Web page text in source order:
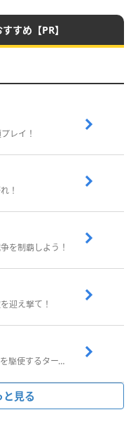
すめ【PR】
レイ！
！
を制覇しよう！
迎え撃て！
武器の『アビリティ』と『戦神』を駆使するターン制コマンドバトルRPG！
と見る